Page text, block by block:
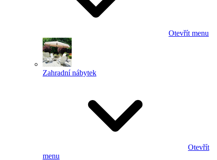
Otevřít menu
Zahradní nábytek
Otevřít
menu